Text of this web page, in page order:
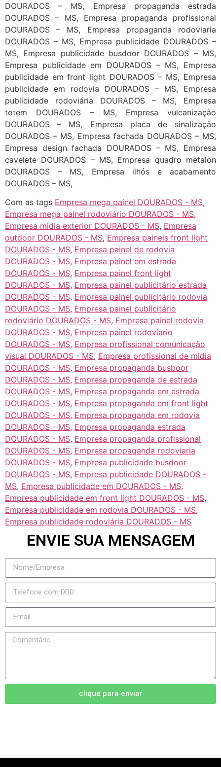
DOURADOS – MS, Empresa propaganda estrada
DOURADOS – MS, Empresa propaganda profissional
DOURADOS – MS, Empresa propaganda rodoviaria
DOURADOS – MS, Empresa publicidade DOURADOS –
MS, Empresa publicidade busdoor DOURADOS – MS,
Empresa publicidade em DOURADOS – MS, Empresa
publicidade em front light DOURADOS – MS, Empresa
publicidade em rodovia DOURADOS – MS, Empresa
publicidade rodoviária DOURADOS – MS, Empresa
totem DOURADOS – MS, Empresa vulcanização
DOURADOS – MS, Empresa placa de sinalização
DOURADOS – MS, Empresa fachada DOURADOS – MS,
Empresa design fachada DOURADOS – MS, Empresa
cavelete DOURADOS – MS, Empresa quadro metalon
DOURADOS – MS, Empresa ilhós e acabamento
DOURADOS – MS,
Com as tags Empresa mega painel DOURADOS - MS,
Empresa mega painel rodoviário DOURADOS - MS,
Empresa midia exterior DOURADOS - MS, Empresa
outdoor DOURADOS - MS, Empresa paineis front light
DOURADOS - MS, Empresa painel de rodovia
DOURADOS - MS, Empresa painel em estrada
DOURADOS - MS, Empresa painel front light
DOURADOS - MS, Empresa painel publicitário estrada
DOURADOS - MS, Empresa painel publicitário rodovia
DOURADOS - MS, Empresa painel publicitário
rodoviário DOURADOS - MS, Empresa painel rodovia
DOURADOS - MS, Empresa painel rodoviario
DOURADOS - MS, Empresa profissional comunicação
visual DOURADOS - MS, Empresa profissional de midia
DOURADOS - MS, Empresa propaganda busboor
DOURADOS - MS, Empresa propaganda de estrada
DOURADOS - MS, Empresa propaganda em estrada
DOURADOS - MS, Empresa propaganda em front light
DOURADOS - MS, Empresa propaganda em rodovia
DOURADOS - MS, Empresa propaganda estrada
DOURADOS - MS, Empresa propaganda profissional
DOURADOS - MS, Empresa propaganda rodoviaria
DOURADOS - MS, Empresa publicidade busdoor
DOURADOS - MS, Empresa publicidade DOURADOS -
MS, Empresa publicidade em DOURADOS - MS,
Empresa publicidade em front light DOURADOS - MS,
Empresa publicidade em rodovia DOURADOS - MS,
Empresa publicidade rodoviária DOURADOS - MS
ENVIE SUA MENSAGEM
clique para enviar